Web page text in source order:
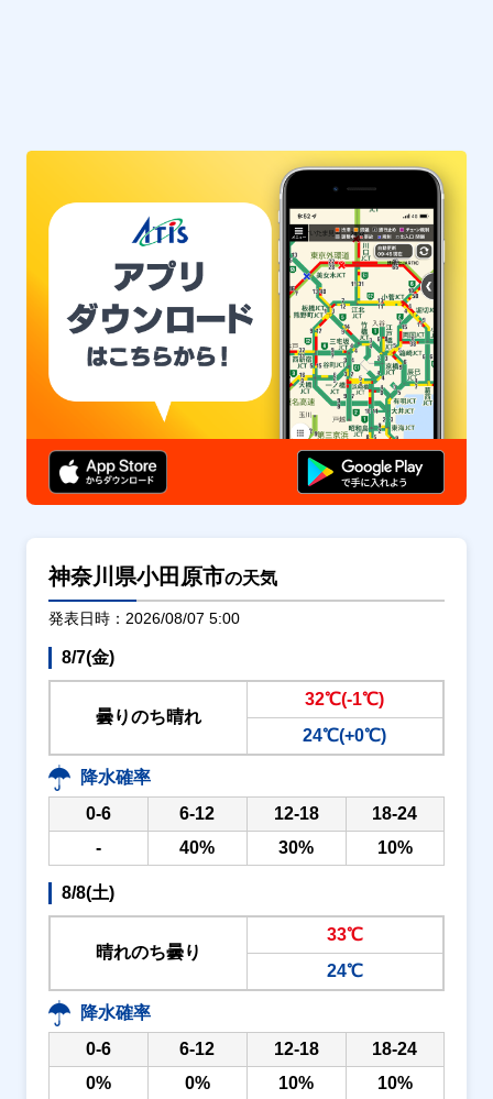
神奈川県小田原市の天気
発表日時：2026/08/07 5:00
8/7(金)
曇りのち晴れ
32℃(-1℃)
24℃(+0℃)
降水確率
0-6
6-12 12-18
18-24
-
40% 30% 10%
8/8(土)
晴れのち曇り
33℃
24℃
降水確率
0-6
6-12 12-18
18-24
0%
0% 10% 10%